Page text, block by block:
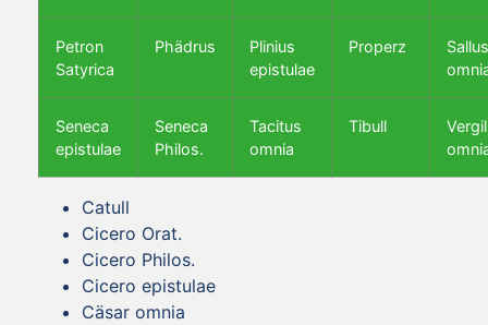
Petron
Satyrica
Phädrus
Plinius
epistulae
Properz
Seneca
epistulae
Seneca
Philos.
Tacitus
omnia
Tibull
Vergil
Catull
Cicero Orat.
Cicero Philos.
Cicero epistulae
Cäsar omnia